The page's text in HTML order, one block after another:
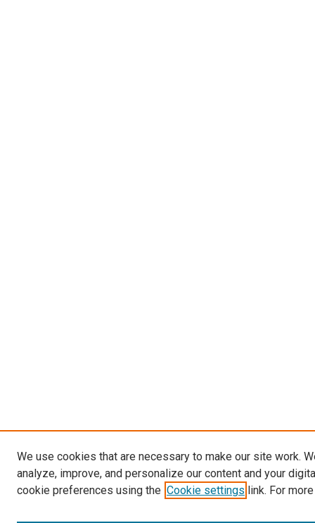
We use cookies that are necessary to make our site work.
analyze, improve, and personalize our content and your
cookie preferences using the Cookie settings link. For